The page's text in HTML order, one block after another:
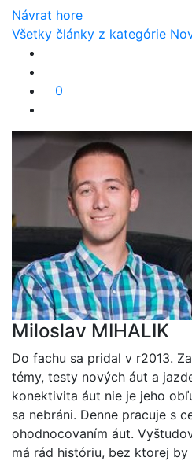
Návrat hore
Všetky články z kategórie
0
Miloslav MIHALIK
Do fachu sa pridal v r2013.
témy, testy nových áut a
konektivita áut nie je jeho
sa nebráni. Denne pracuje s
ohodnocovaním áut.
má rád históriu, bez ktorej by